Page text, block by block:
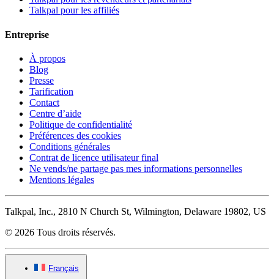
Talkpal pour les affiliés
Entreprise
À propos
Blog
Presse
Tarification
Contact
Centre d’aide
Politique de confidentialité
Préférences des cookies
Conditions générales
Contrat de licence utilisateur final
Ne vends/ne partage pas mes informations personnelles
Mentions légales
Talkpal, Inc., 2810 N Church St, Wilmington, Delaware 19802, US
© 2026 Tous droits réservés.
Français